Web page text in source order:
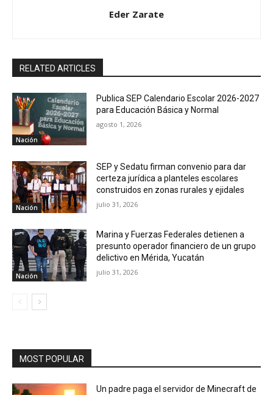
Eder Zarate
RELATED ARTICLES
Nación
Publica SEP Calendario Escolar 2026-2027
para Educación Básica y Normal
agosto 1, 2026
Nación
SEP y Sedatu firman convenio para dar
certeza jurídica a planteles escolares
construidos en zonas rurales y ejidales
julio 31, 2026
Nación
Marina y Fuerzas Federales detienen a
presunto operador financiero de un grupo
delictivo en Mérida, Yucatán
julio 31, 2026
MOST POPULAR
Un padre paga el servidor de Minecraft de